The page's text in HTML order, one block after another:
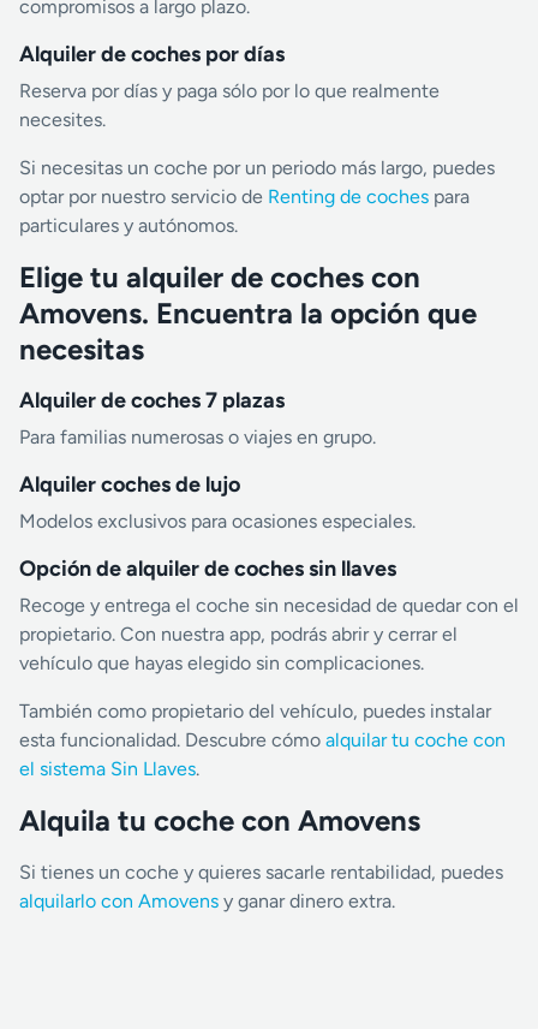
compromisos a largo plazo.
Alquiler de coches por días
Reserva por días y paga sólo por lo que realmente
necesites.
Si necesitas un coche por un periodo más largo, puedes
optar por nuestro servicio de Renting de coches para
particulares y autónomos.
Elige tu alquiler de coches con
Amovens. Encuentra la opción que
necesitas
Alquiler de coches 7 plazas
Para familias numerosas o viajes en grupo.
Alquiler coches de lujo
Modelos exclusivos para ocasiones especiales.
Opción de alquiler de coches sin llaves
Recoge y entrega el coche sin necesidad de quedar con el
propietario. Con nuestra app, podrás abrir y cerrar el
vehículo que hayas elegido sin complicaciones.
También como propietario del vehículo, puedes instalar
esta funcionalidad. Descubre cómo alquilar tu coche con
el sistema Sin Llaves.
Alquila tu coche con Amovens
Si tienes un coche y quieres sacarle rentabilidad, puedes
alquilarlo con Amovens y ganar dinero extra.